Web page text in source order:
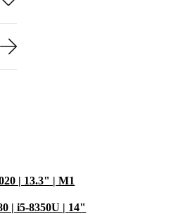
| 13.3" | M1
| i5-8350U | 14"